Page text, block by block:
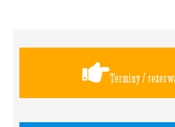
Terminy /